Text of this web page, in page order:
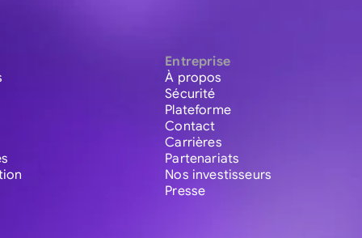
Entreprise
À propos
Sécurité
Plateforme
Contact
Carrières
Partenariats
Nos investisseurs
Presse